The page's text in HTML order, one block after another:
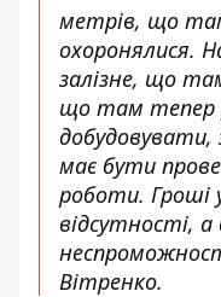
метрів, що
охоронялися.
залізне, що
що там тепер
має бути
роботи. Гроші
відсутності, а
Вітренко.